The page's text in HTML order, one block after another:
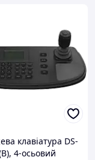
клавіатура DS-
4-осьовий